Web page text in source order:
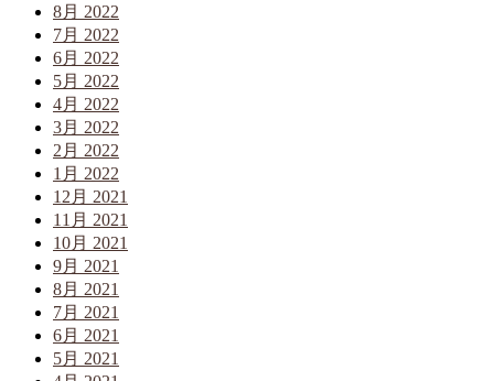
8月 2022
7月 2022
6月 2022
5月 2022
4月 2022
3月 2022
2月 2022
1月 2022
12月 2021
11月 2021
10月 2021
9月 2021
8月 2021
7月 2021
6月 2021
5月 2021